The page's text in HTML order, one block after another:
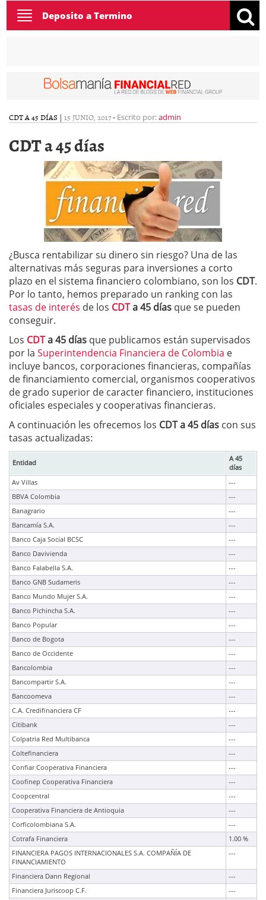
Toggle
navigation
Deposito a Termino
CDT A 45 DÍAS | 15 JUNIO, 2017- Escrito por:admin
CDT a 45 días
¿Busca rentabilizar su dinero sin riesgo? Una de las
alternativas más seguras para inversiones a corto
plazo en el sistema financiero colombiano, son los CDT.
Por lo tanto, hemos preparado un ranking con las
tasas de interés de los CDTa 45 días que se pueden
conseguir.
Los CDTa 45 días que publicamos están supervisados
por la Superintendencia Financiera de Colombia e
incluye bancos, corporaciones financieras, compañías
de financiamiento comercial, organismos cooperativos
de grado superior de caracter financiero, instituciones
oficiales especiales y cooperativas financieras.
A continuación les ofrecemos los CDT a 45 días con sus
tasas actualizadas:
Entidad
A 45
días
Av Villas
---
BBVA Colombia
---
Banagrario
---
Bancamía S.A.
---
Banco Caja Social BCSC
---
Banco Davivienda
---
Banco Falabella S.A.
---
Banco GNB Sudameris
---
Banco Mundo Mujer S.A.
---
Banco Pichincha S.A.
---
Banco Popular
---
Banco de Bogota
---
Banco de Occidente
---
Bancolombia
---
Bancompartir S.A.
---
Bancoomeva
---
C.A. Credifinanciera CF
---
Citibank
---
Colpatria Red Multibanca
---
Coltefinanciera
---
Confiar Cooperativa Financiera
---
Coofinep Cooperativa Financiera
---
Coopcentral
---
Cooperativa Financiera de Antioquia
---
Corficolombiana S.A.
---
Cotrafa Financiera
1.00 %
FINANCIERA PAGOS INTERNACIONALES S.A. COMPAÑÍA DE
FINANCIAMIENTO
---
Financiera Dann Regional
---
Financiera Juriscoop C.F.
---